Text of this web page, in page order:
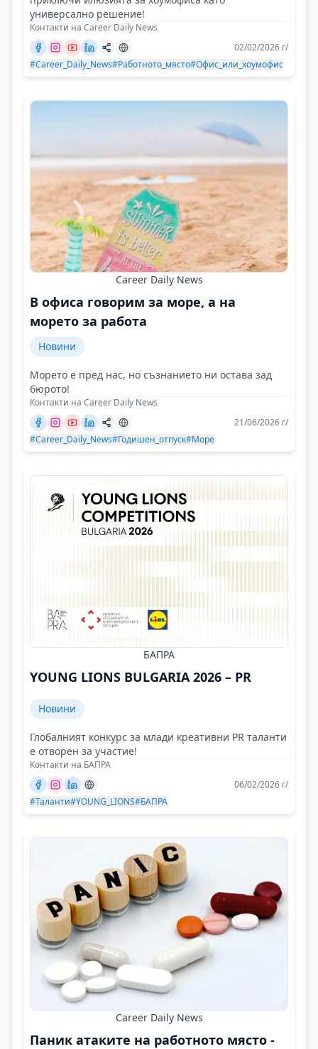
универсално решение!
Контакти на Career Daily News
02/02/2026 г/
#Career_Daily_News#Работното_място#Офис_или_хоумофис
Career Daily News
В офиса говорим за море, а на
морето за работа
Новини
Морето е пред нас, но съзнанието ни остава зад
бюрото!
Контакти на Career Daily News
21/06/2026 г/
#Career_Daily_News#Годишен_отпуск#Море
БАПРА
YOUNG LIONS BULGARIA 2026 – PR
Новини
Глобалният конкурс за млади креативни PR таланти
е отворен за участие!
Контакти на БАПРА
06/02/2026 г/
#Таланти#YOUNG_LIONS#БАПРА
Career Daily News
Паник атаките на работното място -